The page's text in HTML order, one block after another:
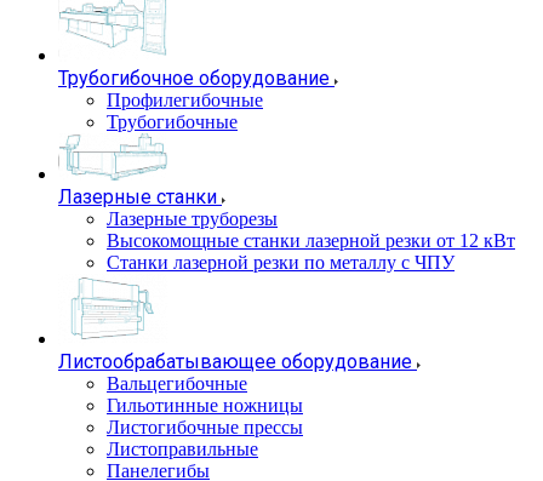
Трубогибочное оборудование
Профилегибочные
Трубогибочные
Лазерные станки
Лазерные труборезы
Высокомощные станки лазерной резки от 12 кВт
Станки лазерной резки по металлу с ЧПУ
Листообрабатывающее оборудование
Вальцегибочные
Гильотинные ножницы
Листогибочные прессы
Листоправильные
Панелегибы